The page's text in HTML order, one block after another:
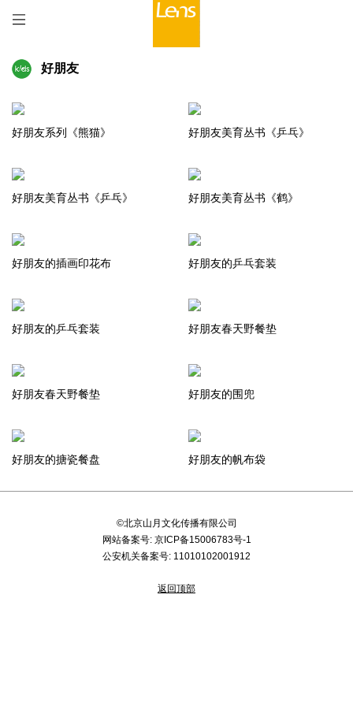
好朋友
好朋友系列《熊猫》 好朋友美育丛书《乒乓》
好朋友美育丛书《乒乓》 好朋友美育丛书《鹤》
好朋友的插画印花布 好朋友的乒乓套装
好朋友的乒乓套装 好朋友春天野餐垫
好朋友春天野餐垫 好朋友的围兜
好朋友的搪瓷餐盘 好朋友的帆布袋
©北京山月文化传播有限公司
网站备案号: 京ICP备15006783号-1
公安机关备案号: 11010102001912
返回顶部